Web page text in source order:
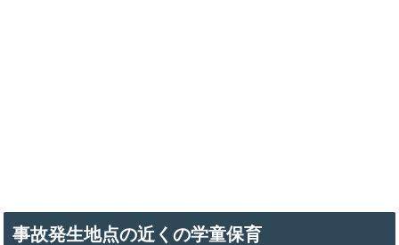
事故発生地点の近くの学童保育